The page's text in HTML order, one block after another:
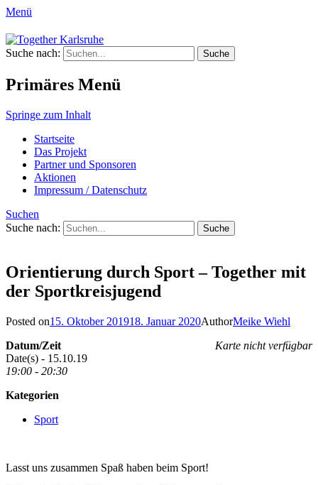
Menü
Together Karlsruhe
Integration von jungen Menschen mit
Fluchterfahrung und
Migrationshintergrund
Suche nach:
Primäres Menü
Springe zum Inhalt
Startseite
Das Projekt
Partner und Sponsoren
Aktionen
Impressum / Datenschutz
Suchen
Suche nach:
Orientierung durch Sport – Together mit
der Sportkreisjugend
Posted on15. Oktober 201918. Januar 2020AuthorMeike Wiehl
Karte nicht verfügbar
Datum/Zeit
Date(s) - 15.10.19
19:00 - 20:30
Kategorien
Sport
Lasst uns zusammen Spaß haben beim Sport!